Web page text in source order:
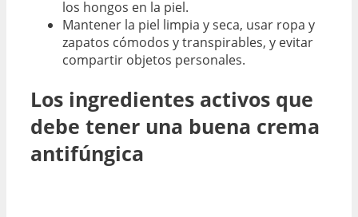
los hongos en la piel.
Mantener la piel limpia y seca, usar ropa y
zapatos cómodos y transpirables, y evitar
compartir objetos personales.
Los ingredientes activos que
debe tener una buena crema
antifúngica